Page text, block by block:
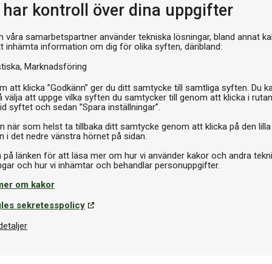
har kontroll över dina uppgifter
våra samarbetspartner använder tekniska lösningar, bland annat
inhämta information om dig för olika syften, däribland:
Marknadsföring
att klicka ”Godkänn” ger du ditt samtycke till samtliga syften. Du
välja att uppge vilka syften du samtycker till genom att klicka i rutan
syftet och sedan ”Spara inställningar”.
när som helst ta tillbaka ditt samtycke genom att klicka på den lilla
i det nedre vänstra hörnet på sidan.
på länken för att läsa mer om hur vi använder kakor och andra
om kakor
sekretesspolicy
Pins
Shuffleboard Bowling Pin
kr I lager